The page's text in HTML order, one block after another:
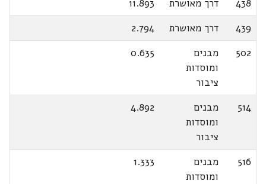
438
דרך מאושרת
11.893
439
דרך מאושרת
2.794
502
מבנים
ומוסדות
ציבור
0.635
514
מבנים
ומוסדות
ציבור
4.892
516
מבנים
ומוסדות
1.333